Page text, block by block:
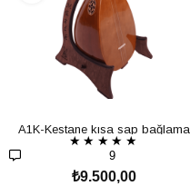
A1K-Kestane kısa sap bağlama
★ ★ ★ ★ ★
9
₺9.500,00